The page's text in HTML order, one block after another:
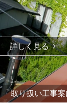
詳しく見る
取り扱い工事